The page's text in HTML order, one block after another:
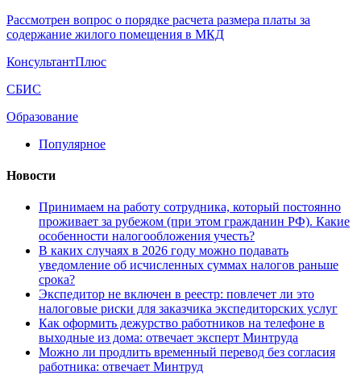
Рассмотрен вопрос о порядке расчета размера платы за
содержание жилого помещения в МКД
КонсультантПлюс
СБИС
Образование
Популярное
Новости
Принимаем на работу сотрудника, который постоянно
проживает за рубежом (при этом гражданин РФ). Какие
особенности налогообложения учесть?
В каких случаях в 2026 году можно подавать
уведомление об исчисленных суммах налогов раньше
срока?
Экспедитор не включен в реестр: повлечет ли это
налоговые риски для заказчика экспедиторских услуг
Как оформить дежурство работников на телефоне в
выходные из дома: отвечает эксперт Минтруда
Можно ли продлить временный перевод без согласия
работника: отвечает Минтруд